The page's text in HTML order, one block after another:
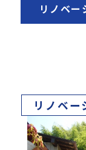
リノベー
リノベー